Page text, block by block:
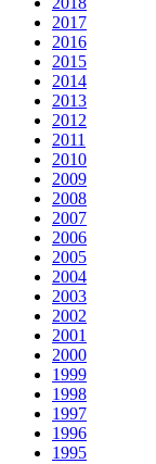
2017
2016
2015
2014
2013
2012
2011
2010
2009
2008
2007
2006
2005
2004
2003
2002
2001
2000
1999
1998
1997
1996
1995